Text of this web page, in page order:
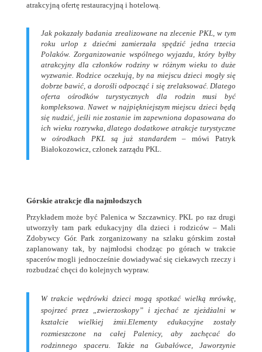
atrakcyjną ofertę restauracyjną i hotelową.
Jak pokazały badania zrealizowane na zlecenie PKL, w tym
roku urlop z dziećmi zamierzała spędzić jedna trzecia
Polaków. Zorganizowanie wspólnego wyjazdu, który byłby
atrakcyjny dla członków rodziny w różnym wieku to duże
wyzwanie. Rodzice oczekują, by na miejscu dzieci mogły się
dobrze bawić, a dorośli odpocząć i się zrelaksować. Dlatego
oferta ośrodków turystycznych dla rodzin musi być
kompleksowa. Nawet w najpiękniejszym miejscu dzieci będą
się nudzić, jeśli nie zostanie im zapewniona dopasowana do
ich wieku rozrywka, dlatego dodatkowe atrakcje turystyczne
w ośrodkach PKL są już standardem – mówi Patryk
Białokozowicz, członek zarządu PKL.
Górskie atrakcje dla najmłodszych
Przykładem może być Palenica w Szczawnicy. PKL po raz drugi
utworzyły tam park edukacyjny dla dzieci i rodziców – Mali
Zdobywcy Gór. Park zorganizowany na szlaku górskim został
zaplanowany tak, by najmłodsi chodząc po górach w trakcie
spacerów mogli jednocześnie dowiadywać się ciekawych rzeczy i
rozbudzać chęci do kolejnych wypraw.
W trakcie wędrówki dzieci mogą spotkać wielką mrówkę,
spojrzeć przez „zwierzoskopy” i zjechać ze zjeżdżalni w
kształcie wielkiej żmii.Elementy edukacyjne zostały
rozmieszczone na całej Palenicy, aby zachęcać do
rodzinnego spaceru. Także na Gubałówce, Jaworzynie